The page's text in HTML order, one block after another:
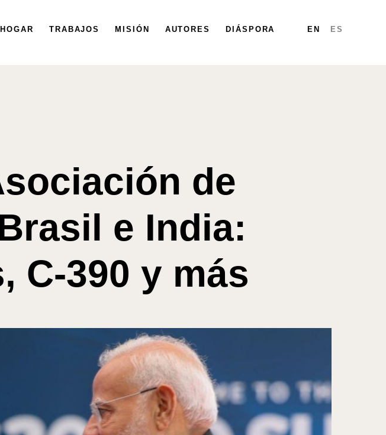
TRABAJOS MISIÓN PARTICIPA DIÁSPORA MAPA INFORMES
HOGAR TRABAJOS MISIÓN AUTORES DIÁSPORA EN ES
de
e India:
C-390 y más